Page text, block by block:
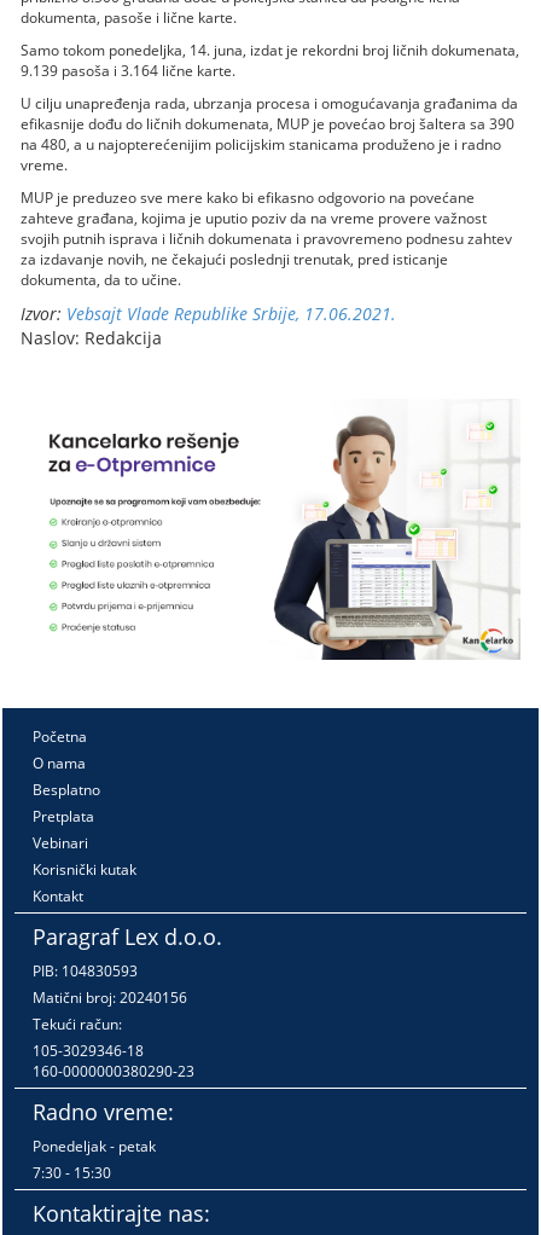
dokumenta, pasoše i lične karte.
Samo tokom ponedeljka, 14. juna, izdat je rekordni broj ličnih dokumenata,
9.139 pasoša i 3.164 lične karte.
U cilju unapređenja rada, ubrzanja procesa i omogućavanja građanima da
efikasnije dođu do ličnih dokumenata, MUP je povećao broj šaltera sa 390
na 480, a u najopterećenijim policijskim stanicama produženo je i radno
vreme.
MUP je preduzeo sve mere kako bi efikasno odgovorio na povećane
zahteve građana, kojima je uputio poziv da na vreme provere važnost
svojih putnih isprava i ličnih dokumenata i pravovremeno podnesu zahtev
za izdavanje novih, ne čekajući poslednji trenutak, pred isticanje
dokumenta, da to učine.
Izvor: Vebsajt Vlade Republike Srbije, 17.06.2021.
Naslov: Redakcija
Početna
O nama
Besplatno
Pretplata
Vebinari
Korisnički kutak
Kontakt
Paragraf Lex d.o.o.
PIB: 104830593
Matični broj: 20240156
Tekući račun:
105-3029346-18
160-0000000380290-23
Radno vreme:
Ponedeljak - petak
7:30 - 15:30
Kontaktirajte nas: